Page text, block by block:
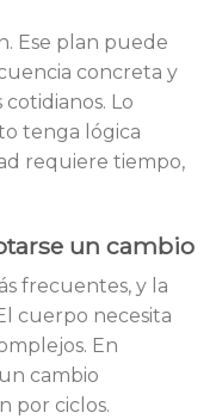
Ese plan puede
concreta y
Lo
tenga lógica
requiere tiempo,
un cambio
frecuentes, y la
cuerpo necesita
En
cambio
por ciclos.